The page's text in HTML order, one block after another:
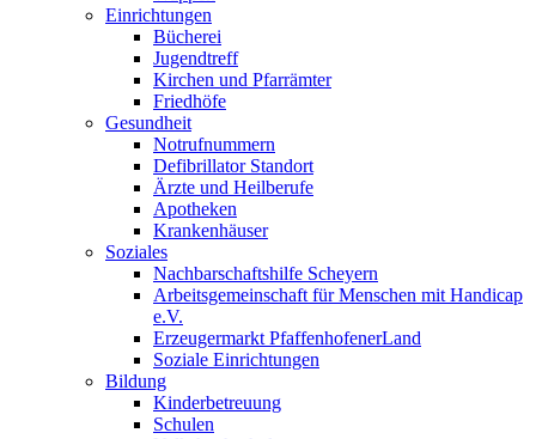
Einrichtungen
Bücherei
Jugendtreff
Kirchen und Pfarrämter
Friedhöfe
Gesundheit
Notrufnummern
Defibrillator Standort
Ärzte und Heilberufe
Apotheken
Krankenhäuser
Soziales
Nachbarschaftshilfe Scheyern
Arbeitsgemeinschaft für Menschen mit Handicap
e.V.
Erzeugermarkt PfaffenhofenerLand
Soziale Einrichtungen
Bildung
Kinderbetreuung
Schulen